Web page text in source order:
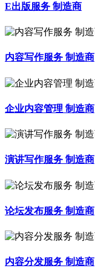
E出版服务 制造商
内容写作服务 制造商
企业内容管理 制造商
演讲写作服务 制造商
论坛发布服务 制造商
内容分发服务 制造商